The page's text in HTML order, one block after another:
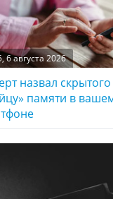
6 августа 2026
назвал скрытого
памяти в